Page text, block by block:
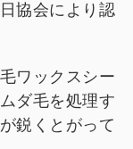
協会により認
ワックスシー
ダ毛を処理す
鋭くとがって